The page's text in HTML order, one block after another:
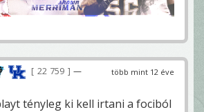
több mint 12 éve
22 759
—
tényleg ki kell irtani a fociból